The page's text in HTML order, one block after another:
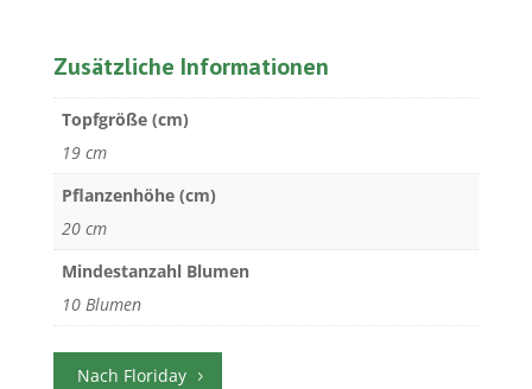
Zusätzliche Informationen
Topfgröße (cm)
19 cm
Pflanzenhöhe (cm)
20 cm
Mindestanzahl Blumen
10 Blumen
Nach Floriday